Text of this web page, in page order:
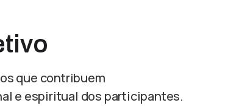
que contribuem
e espiritual dos participantes.